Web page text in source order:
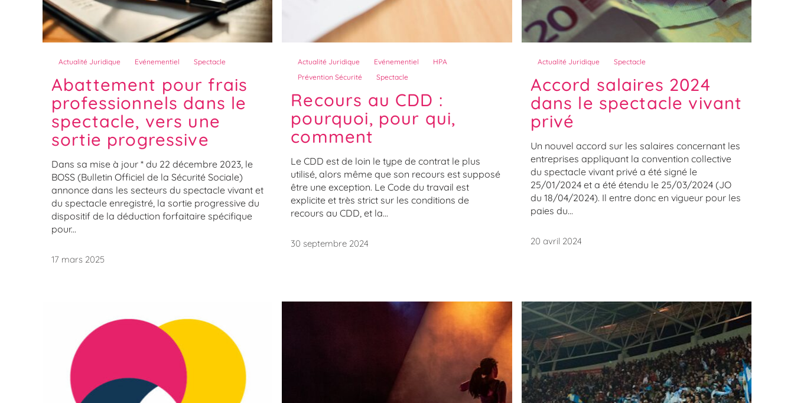
Actualité Juridique Evénementiel Spectacle
Abattement pour frais
professionnels dans le
spectacle, vers une
sortie progressive
Dans sa mise à jour * du 22 décembre 2023, le
BOSS (Bulletin Officiel de la Sécurité Sociale)
annonce dans les secteurs du spectacle vivant et
du spectacle enregistré, la sortie progressive du
dispositif de la déduction forfaitaire spécifique
pour...
17 mars 2025
Actualité Juridique Evénementiel
HPA
Prévention Sécurité
Spectacle
Recours au CDD :
pourquoi, pour qui,
comment
Le CDD est de loin le type de contrat le plus
utilisé, alors même que son recours est supposé
être une exception. Le Code du travail est
explicite et très strict sur les conditions de
recours au CDD, et la...
30 septembre 2024
Actualité Juridique Spectacle
Accord salaires 2024
dans le spectacle vivant
privé
Un nouvel accord sur les salaires concernant les
entreprises appliquant la convention collective
du spectacle vivant privé a été signé le
25/01/2024 et a été étendu le 25/03/2024 (JO
du 18/04/2024). Il entre donc en vigueur pour les
paies du...
20 avril 2024